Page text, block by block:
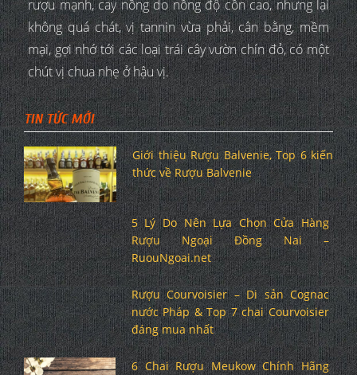
rượu mạnh, cay nồng do nồng độ cồn cao, nhưng lại
không quá chát, vị tannin vừa phải, cân bằng, mềm
mại, gợi nhớ tới các loại trái cây vườn chín đỏ, có một
chút vị chua nhẹ ở hậu vị.
TIN TỨC MỚI
Giới thiệu Rượu Balvenie, Top 6 kiến
thức về Rượu Balvenie
5 Lý Do Nên Lựa Chọn Cửa Hàng
Rượu Ngoại Đồng Nai –
RuouNgoai.net
Rượu Courvoisier – Di sản Cognac
nước Pháp & Top 7 chai Courvoisier
đáng mua nhất
6 Chai Rượu Meukow Chính Hãng